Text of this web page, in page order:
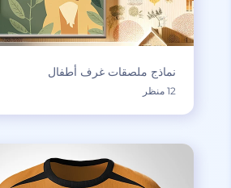
نماذج ملصقات غرف أطفال
12 منظر